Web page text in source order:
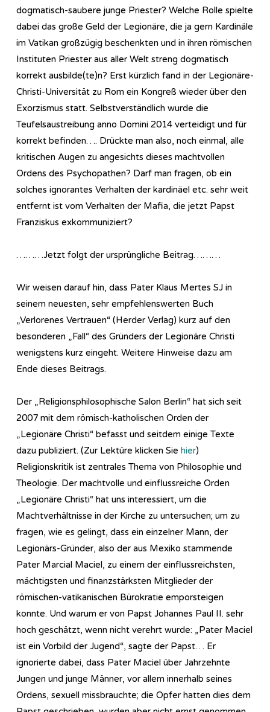
dogmatisch-saubere junge Priester? Welche Rolle spielte
dabei das große Geld der Legionäre, die ja gern Kardinäle
im Vatikan großzügig beschenkten und in ihren römischen
Instituten Priester aus aller Welt streng dogmatisch
korrekt ausbilde(te)n? Erst kürzlich fand in der Legionäre-
Christi-Universität zu Rom ein Kongreß wieder über den
Exorzismus statt. Selbstverständlich wurde die
Teufelsaustreibung anno Domini 2014 verteidigt und für
korrekt befinden…. Drückte man also, noch einmal, alle
kritischen Augen zu angesichts dieses machtvollen
Ordens des Psychopathen? Darf man fragen, ob ein
solches ignorantes Verhalten der kardinäel etc. sehr weit
entfernt ist vom Verhalten der Mafia, die jetzt Papst
Franziskus exkommuniziert?
………Jetzt folgt der ursprüngliche Beitrag………
Wir weisen darauf hin, dass Pater Klaus Mertes SJ in
seinem neuesten, sehr empfehlenswerten Buch
„Verlorenes Vertrauen“ (Herder Verlag) kurz auf den
besonderen „Fall“ des Gründers der Legionäre Christi
wenigstens kurz eingeht. Weitere Hinweise dazu am
Ende dieses Beitrags.
Der „Religionsphilosophische Salon Berlin“ hat sich seit
2007 mit dem römisch-katholischen Orden der
„Legionäre Christi“ befasst und seitdem einige Texte
dazu publiziert. (Zur Lektüre klicken Sie hier)
Religionskritik ist zentrales Thema von Philosophie und
Theologie. Der machtvolle und einflussreiche Orden
„Legionäre Christi“ hat uns interessiert, um die
Machtverhältnisse in der Kirche zu untersuchen; um zu
fragen, wie es gelingt, dass ein einzelner Mann, der
Legionärs-Gründer, also der aus Mexiko stammende
Pater Marcial Maciel, zu einem der einflussreichsten,
mächtigsten und finanzstärksten Mitglieder der
römischen-vatikanischen Bürokratie emporsteigen
konnte. Und warum er von Papst Johannes Paul II. sehr
hoch geschätzt, wenn nicht verehrt wurde: „Pater Maciel
ist ein Vorbild der Jugend“, sagte der Papst… Er
ignorierte dabei, dass Pater Maciel über Jahrzehnte
Jungen und junge Männer, vor allem innerhalb seines
Ordens, sexuell missbrauchte; die Opfer hatten dies dem